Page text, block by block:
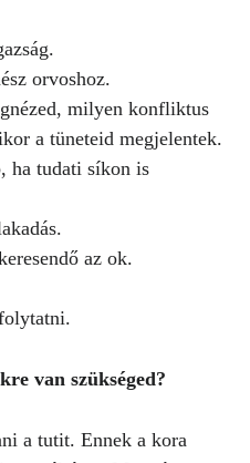
orvoshoz.
milyen konfliktus
a tüneteid megjelentek.
ha tudati síkon is
az ok.
van szükséged?
a tutit. Ennek a kora